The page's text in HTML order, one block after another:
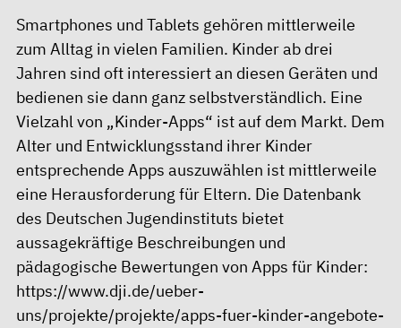
Smartphones und Tablets gehören mittlerweile
zum Alltag in vielen Familien. Kinder ab drei
Jahren sind oft interessiert an diesen Geräten und
bedienen sie dann ganz selbstverständlich. Eine
Vielzahl von „Kinder-Apps“ ist auf dem Markt. Dem
Alter und Entwicklungsstand ihrer Kinder
entsprechende Apps auszuwählen ist mittlerweile
eine Herausforderung für Eltern. Die Datenbank
des Deutschen Jugendinstituts bietet
aussagekräftige Beschreibungen und
pädagogische Bewertungen von Apps für Kinder:
https://www.dji.de/ueber-
uns/projekte/projekte/apps-fuer-kinder-angebote-